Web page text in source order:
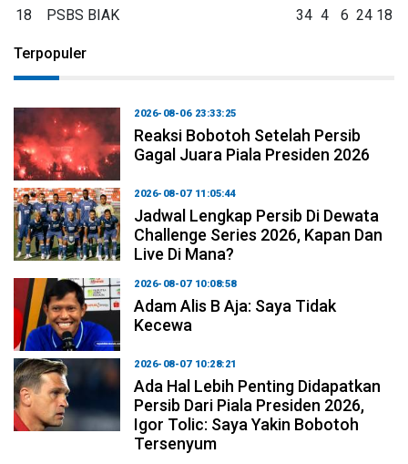
18 PSBS BIAK 34 4 6 24 18
Terpopuler
2026-08-06 23:33:25
Reaksi Bobotoh Setelah Persib
Gagal Juara Piala Presiden 2026
2026-08-07 11:05:44
Jadwal Lengkap Persib Di Dewata
Challenge Series 2026, Kapan Dan
Live Di Mana?
2026-08-07 10:08:58
Adam Alis B Aja: Saya Tidak
Kecewa
2026-08-07 10:28:21
Ada Hal Lebih Penting Didapatkan
Persib Dari Piala Presiden 2026,
Igor Tolic: Saya Yakin Bobotoh
Tersenyum